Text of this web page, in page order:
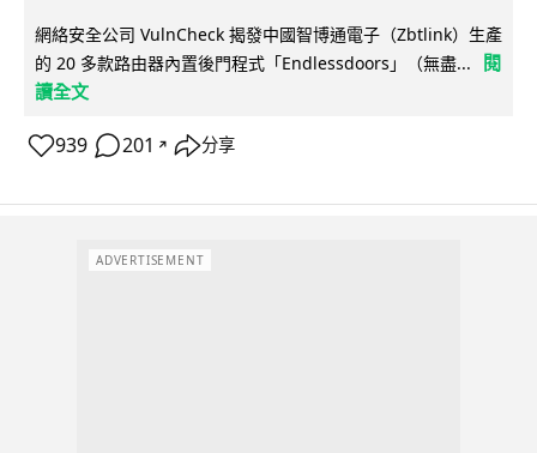
網絡安全公司 VulnCheck 揭發中國智博通電子（Zbtlink）生產
的 20 多款路由器內置後門程式「Endlessdoors」（無盡...
閱
讀全文
939 201 ↗ 分享
ADVERTISEMENT